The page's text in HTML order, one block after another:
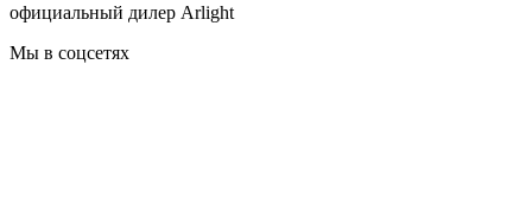
официальный дилер Arlight
Мы в соцсетях